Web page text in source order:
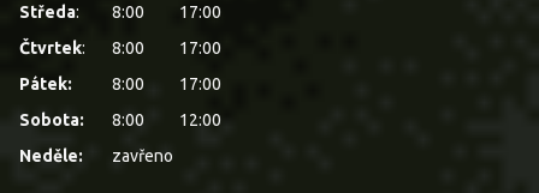
Středa: 8:00
17:00
Čtvrtek: 8:00
17:00
Pátek:
8:00
17:00
Sobota:
8:00
12:00
Neděle:
zavřeno